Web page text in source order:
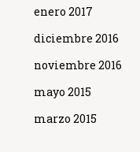
enero 2017
diciembre 2016
noviembre 2016
mayo 2015
marzo 2015